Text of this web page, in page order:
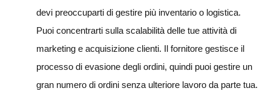
devi preoccuparti di gestire più inventario o logistica.
Puoi concentrarti sulla scalabilità delle tue attività di
marketing e acquisizione clienti. Il fornitore gestisce il
processo di evasione degli ordini, quindi puoi gestire un
gran numero di ordini senza ulteriore lavoro da parte tua.